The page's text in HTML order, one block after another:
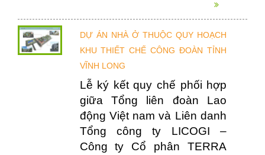
DỰ ÁN NHÀ Ở THUỘC QUY HOẠCH
KHU THIẾT CHẾ CÔNG ĐOÀN TỈNH
VĨNH LONG
Lễ ký kết quy chế phối hợp
giữa Tổng liên đoàn Lao
động Việt nam và Liên danh
Tổng công ty LICOGI –
Công ty Cổ phân TERRA